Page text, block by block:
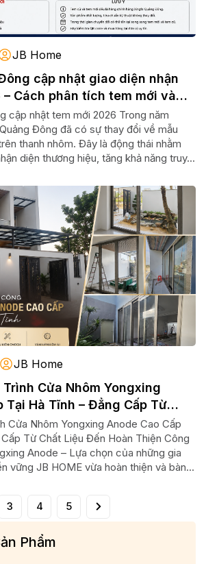
JB Home
cập nhật giao diện nhận
Cách phân tích tem mới và
cập nhật tem mới 2026 Trong năm
Đông đã có sự thay đổi về mẫu
thanh nhôm. Đây là động thái nhằm
diện thương hiệu, tăng khả năng truy...
JB Home
Cửa Nhôm Yongxing
Tại Hà Tĩnh – Đẳng Cấp Từ
Thiện
Cửa Nhôm Yongxing Anode Cao Cấp
Từ Chất Liệu Đến Hoàn Thiện Công
Anode – Lựa chọn của những gia
vững JB HOME vừa hoàn thiện và bàn...
3 4 5
Phẩm